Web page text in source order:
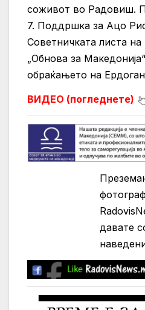
соживот во Радовиш.
7. Поддршка за Ацо
Советничката листа на
„Обнова за
обраќањето на
ВИДЕО (погледнете)
давате